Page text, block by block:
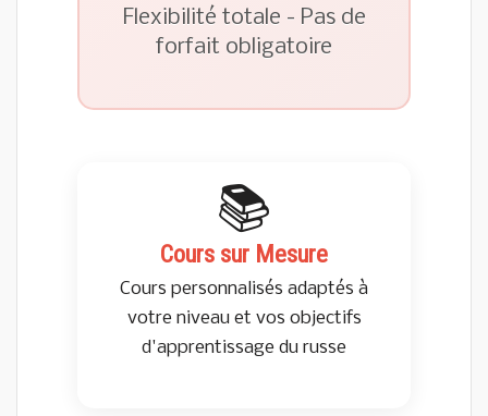
Flexibilité totale - Pas de
forfait obligatoire
📚
Cours sur Mesure
Cours personnalisés adaptés à
votre niveau et vos objectifs
d'apprentissage du russe